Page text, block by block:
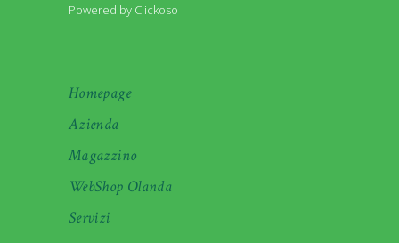
Powered by Clickoso
Homepage
Azienda
Magazzino
WebShop Olanda
Servizi